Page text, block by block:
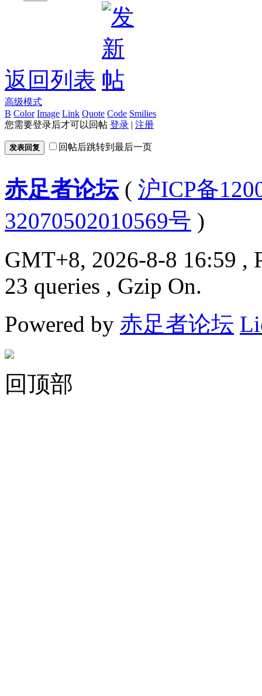
返回列表
高级模式
B Color Image Link Quote Code Smilies
您需要登录后才可以回帖 登录 | 注册
发表回复 回帖后跳转到最后一页
赤足者论坛( 沪ICP备
32070502010569号 )
GMT+8, 2026-8-8 16:59 ,
23 queries , Gzip On.
Powered by 赤足者论坛
回顶部